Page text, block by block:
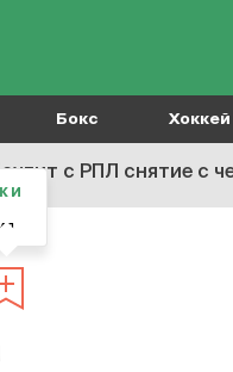
Бокс Хоккей
с РПЛ снятие с